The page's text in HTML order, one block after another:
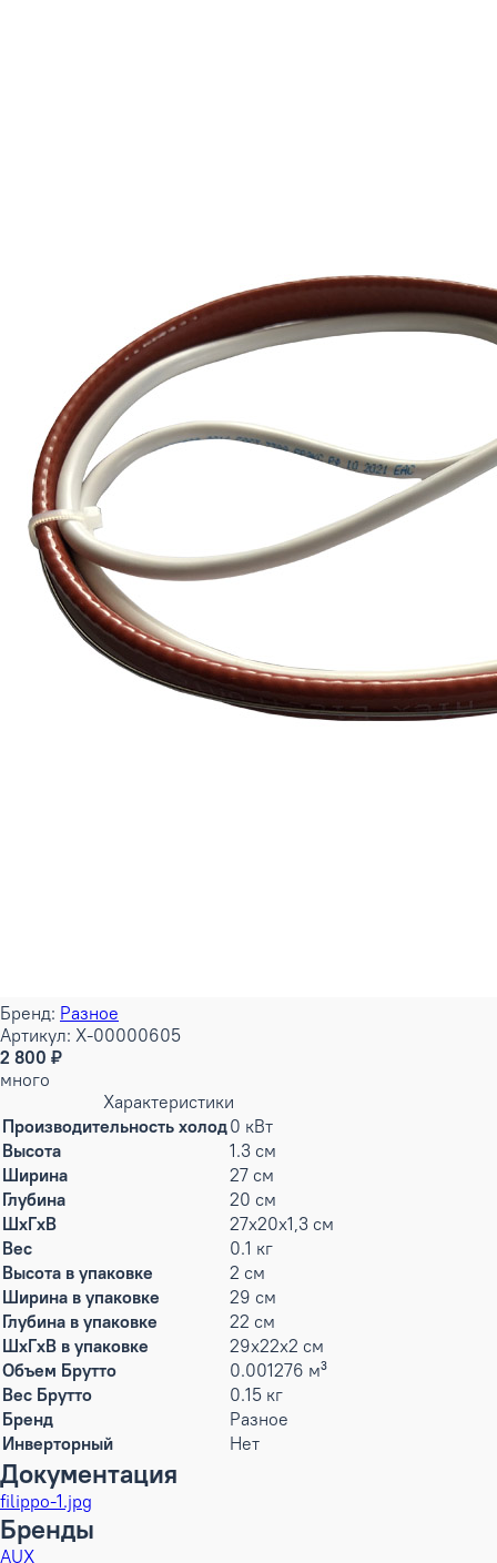
Бренд: Разное
Артикул: X-00000605
2 800 ₽
много
Характеристики
Производительность холод0 кВт
Высота
1.3 см
Ширина
27 см
Глубина
20 см
ШxГxВ
27x20x1,3 см
Вес
0.1 кг
Высота в упаковке
2 см
Ширина в упаковке
29 см
Глубина в упаковке
22 см
ШxГxВ в упаковке
29x22x2 см
Объем Брутто
0.001276 м³
Вес Брутто
0.15 кг
Бренд
Разное
Инверторный
Нет
Документация
filippo-1.jpg
Бренды
AUX